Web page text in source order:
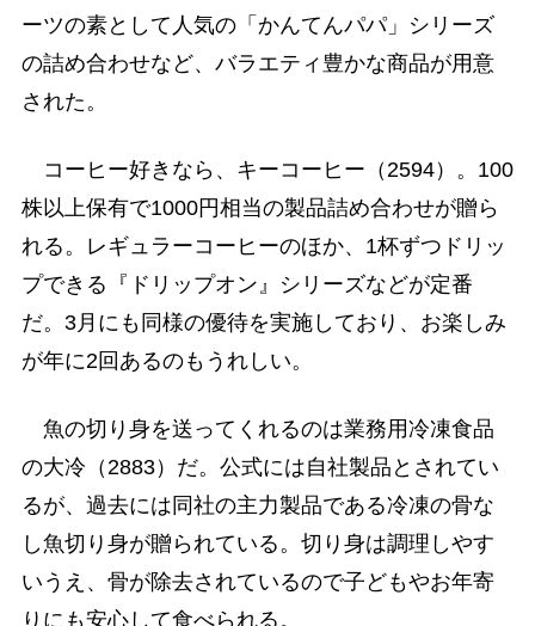
ーツの素として人気の「かんてんパパ」シリーズ
の詰め合わせなど、バラエティ豊かな商品が用意
された。
コーヒー好きなら、キーコーヒー（2594）。100
株以上保有で1000円相当の製品詰め合わせが贈ら
れる。レギュラーコーヒーのほか、1杯ずつドリッ
プできる『ドリップオン』シリーズなどが定番
だ。3月にも同様の優待を実施しており、お楽しみ
が年に2回あるのもうれしい。
魚の切り身を送ってくれるのは業務用冷凍食品
の大冷（2883）だ。公式には自社製品とされてい
るが、過去には同社の主力製品である冷凍の骨な
し魚切り身が贈られている。切り身は調理しやす
いうえ、骨が除去されているので子どもやお年寄
りにも安心して食べられる。